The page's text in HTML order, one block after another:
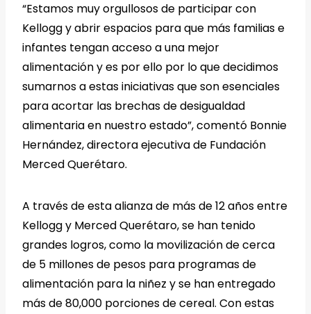
“Estamos muy orgullosos de participar con
Kellogg y abrir espacios para que más familias e
infantes tengan acceso a una mejor
alimentación y es por ello por lo que decidimos
sumarnos a estas iniciativas que son esenciales
para acortar las brechas de desigualdad
alimentaria en nuestro estado”, comentó Bonnie
Hernández, directora ejecutiva de Fundación
Merced Querétaro.
A través de esta alianza de más de 12 años entre
Kellogg y Merced Querétaro, se han tenido
grandes logros, como la movilización de cerca
de 5 millones de pesos para programas de
alimentación para la niñez y se han entregado
más de 80,000 porciones de cereal. Con estas